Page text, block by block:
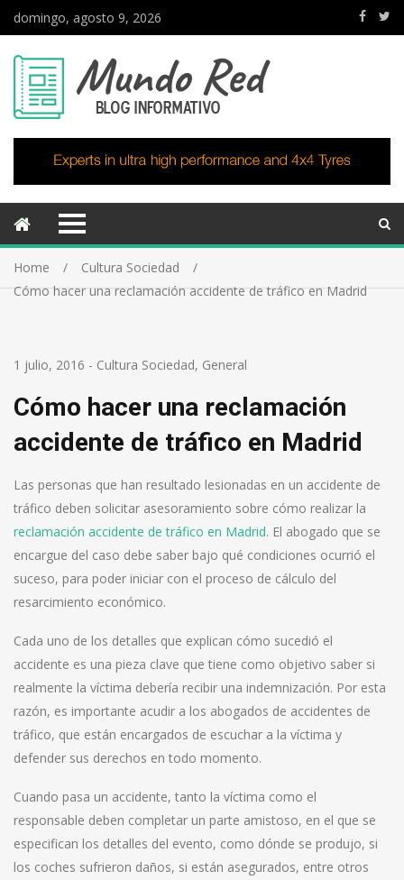
domingo, agosto 9, 2026
Home
Cultura Sociedad
Cómo hacer una reclamación accidente de tráfico en Madrid
1 julio, 2016 - Cultura Sociedad, General
Cómo hacer una reclamación
accidente de tráfico en Madrid
Las personas que han resultado lesionadas en un accidente de
tráfico deben solicitar asesoramiento sobre cómo realizar la
reclamación accidente de tráfico en Madrid. El abogado que se
encargue del caso debe saber bajo qué condiciones ocurrió el
suceso, para poder iniciar con el proceso de cálculo del
resarcimiento económico.
Cada uno de los detalles que explican cómo sucedió el
accidente es una pieza clave que tiene como objetivo saber si
realmente la víctima debería recibir una indemnización. Por esta
razón, es importante acudir a los abogados de accidentes de
tráfico, que están encargados de escuchar a la víctima y
defender sus derechos en todo momento.
Cuando pasa un accidente, tanto la víctima como el
responsable deben completar un parte amistoso, en el que se
especifican los detalles del evento, como dónde se produjo, si
los coches sufrieron daños, si están asegurados, entre otros